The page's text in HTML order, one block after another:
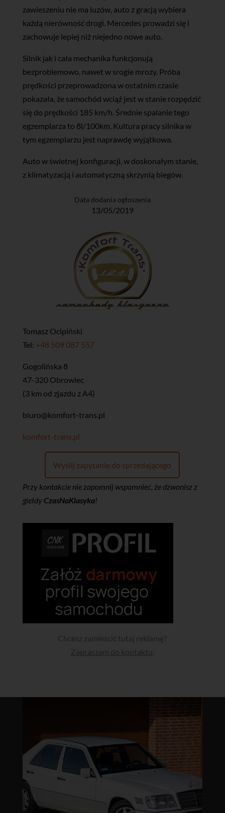
zawieszeniu nie ma luzów, auto z gracją wybiera
każdą nierówność drogi. Mercedes prowadzi się i
zachowuje lepiej niż niejedno nowe auto.
Silnik jak i cała mechanika funkcjonują
bezproblemowo, nawet w srogie mrozy. Próba
prędkości przeprowadzona w ostatnim czasie
pokazała, że samochód wciąż jest w stanie rozpędzić
się do prędkości 185 km/h. Średnie spalanie tego
egzemplarza to 8l/100km. Kultura pracy silnika w
tym egzemplarzu jest naprawdę wyjątkowa.
Auto w świetnej konfiguracji, w doskonałym stanie,
z klimatyzacją i automatyczną skrzynią biegów.
Data dodania ogłoszenia
13/05/2019
Tomasz Ocipiński
Tel: +48 509 087 557
​Gogolińska 8
47-320 Obrowiec
(3 km od zjazdu z A4)
biuro@komfort-trans.pl
komfort-trans.pl
Wyślij zapytanie do sprzedającego
Przy kontakcie nie zapomnij wspomnieć, że dzwonisz z
giełdy CzasNaKlasyka!
Chcesz zamieścić tutaj reklamę?
Zapraszam do kontaktu